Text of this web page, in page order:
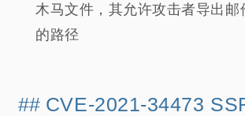
木马文件，其允许攻击者导出邮
的路径
CVE-2021-34473